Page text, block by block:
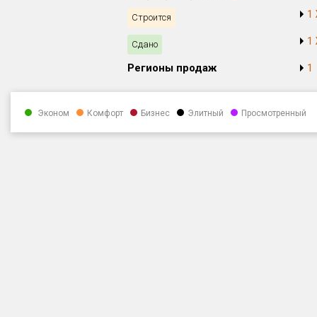
Строится 1
Сдано 1
Регионы продаж 1
Эконом Комфорт Бизнес Элитный Просмотренный